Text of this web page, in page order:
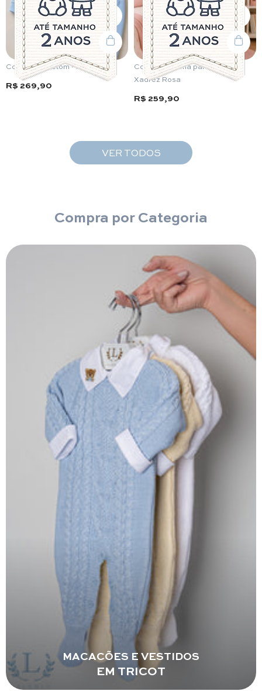
Conjunto Moletom - Azul
R$ 269,90
Conjunto Pijama para Bebê -
Xadrez Rosa
R$ 259,90
VER TODOS
Compra por Categoria
MACACÕES E VESTIDOS
EM TRICOT